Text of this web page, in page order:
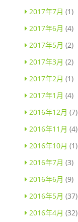
2017年7月 (1)
2017年6月 (4)
2017年5月 (2)
2017年3月 (2)
2017年2月 (1)
2017年1月 (4)
2016年12月 (7)
2016年11月 (4)
2016年10月 (1)
2016年7月 (3)
2016年6月 (9)
2016年5月 (37)
2016年4月 (32)